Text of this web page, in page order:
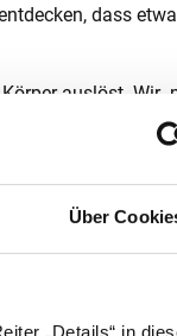
Über
dass
auslöst. Wir
Geld mitzugeben,
übernehmen.
ändern.